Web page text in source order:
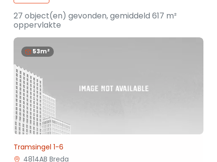
27 object(en) gevonden, gemiddeld 617 m²
oppervlakte
53m²
Tramsingel 1-6
4814AB Breda